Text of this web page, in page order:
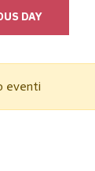
DAY
eventi